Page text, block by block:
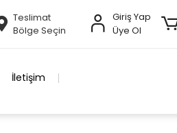
Teslimat
Bölge Seçin
Giriş Yap
Üye Ol
İletişim